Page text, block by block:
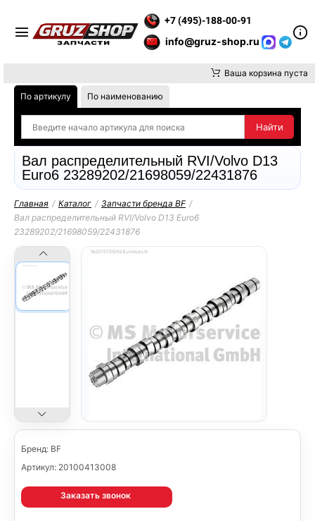
+7 (495)-188-00-91
info@gruz-shop.ru
Ваша корзина пуста
По артикулу По наименованию
Вал распределительный RVI/Volvo D13
Euro6 23289202/21698059/22431876
Главная / Каталог / Запчасти бренда BF /
Вал распределительный RVI/Volvo D13 Euro6
23289202/21698059/22431876
Бренд: BF
Артикул: 20100413008
Заказать звонок